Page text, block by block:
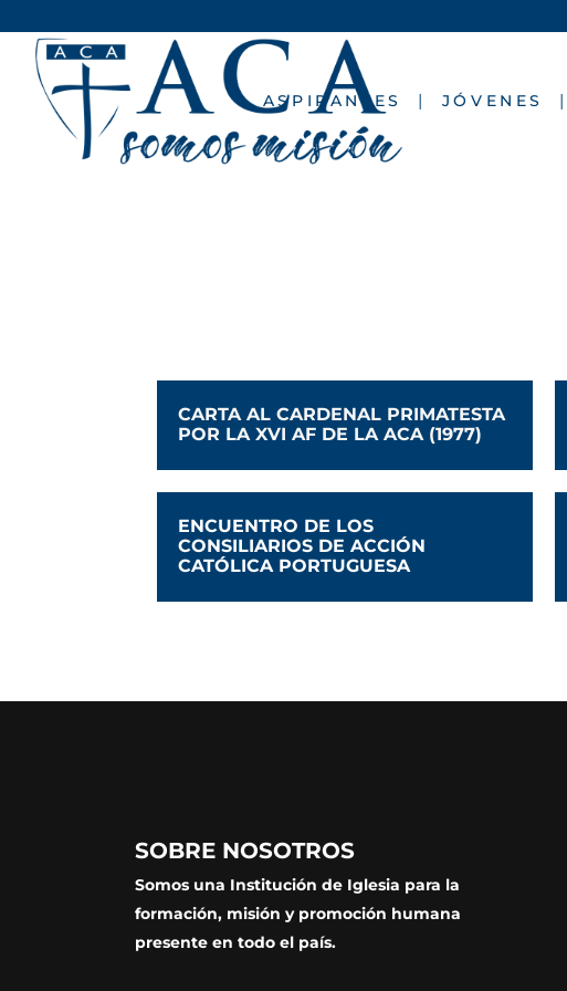
ASPIRANTES JÓVENES
CARTA AL CARDENAL PRIMATESTA
POR LA XVI AF DE LA ACA (1977)
ENCUENTRO DE LOS
CONSILIARIOS DE ACCIÓN
CATÓLICA PORTUGUESA
SOBRE NOSOTROS
Somos una Institución de Iglesia para la
formación, misión y promoción humana
presente en todo el país.